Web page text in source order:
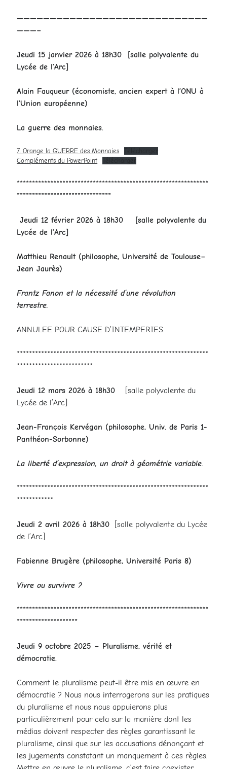
—————————————————————————————
———–
Jeudi 15 janvier 2026 à 18h30
[salle polyvalente du
Lycée de l’Arc]
Alain Fauqueur (économiste, ancien expert à l’ONU à
l’Union européenne)
La guerre des monnaies.
7. Orange la GUERRE des Monnaies
Compléments du PowerPoint
***************************************************************
*******************************
Jeudi 12 février 2026 à 18h30
[salle polyvalente du
Lycée de l’Arc]
Matthieu Renault (philosophe, Université de Toulouse–
Jean Jaurès)
Frantz Fanon et la nécessité d’une révolution
terrestre.
ANNULEE POUR CAUSE D’INTEMPERIES.
***************************************************************
*************************
Jeudi 12 mars 2026 à 18h30 [salle polyvalente du
Lycée de l’Arc]
Jean-François Kervégan (philosophe, Univ. de Paris 1-
Panthéon-Sorbonne)
La liberté d’expression, un droit à géométrie variable.
***************************************************************
************
Jeudi 2 avril 2026 à 18h30
[salle polyvalente du Lycée
de l’Arc]
Fabienne Brugère (philosophe, Université Paris 8)
Vivre ou survivre ?
***************************************************************
********************
Jeudi 9 octobre 2025 – Pluralisme, vérité et
démocratie.
Comment le pluralisme peut-il être mis en œuvre en
démocratie ? Nous nous interrogerons sur les pratiques
du pluralisme et nous nous appuierons plus
particulièrement pour cela sur la manière dont les
médias doivent respecter des règles garantissant le
pluralisme, ainsi que sur les accusations dénonçant et
les jugements constatant un manquement à ces règles.